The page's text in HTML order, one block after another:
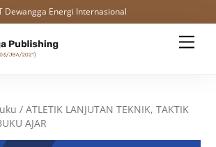
Dewangga Energi Internasional
/ ATLETIK LANJUTAN TEKNIK, TAKTIK
AJAR